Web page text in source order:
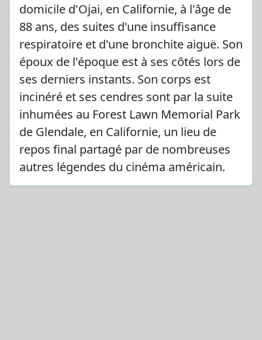
domicile d'Ojai, en Californie, à l'âge de
88 ans, des suites d'une insuffisance
respiratoire et d'une bronchite aiguë. Son
époux de l'époque est à ses côtés lors de
ses derniers instants. Son corps est
incinéré et ses cendres sont par la suite
inhumées au Forest Lawn Memorial Park
de Glendale, en Californie, un lieu de
repos final partagé par de nombreuses
autres légendes du cinéma américain.